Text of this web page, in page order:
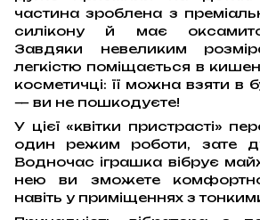
частина зроблена з
силікону й має
Завдяки невеликим
легкістю поміщається в
косметичці: її можна взяти в
— ви не пошкодуєте!
У цієї «квітки пристрасті»
один режим роботи, зате
Водночас іграшка вібрує
нею ви зможете
навіть у приміщеннях з